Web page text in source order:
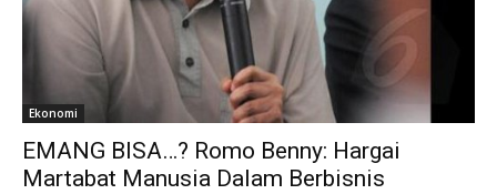
Ekonomi
EMANG BISA…? Romo Benny: Hargai
Martabat Manusia Dalam Berbisnis